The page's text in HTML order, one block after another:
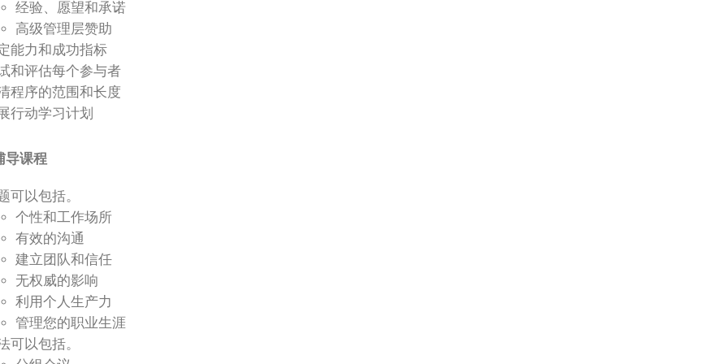
经验、愿望和承诺
高级管理层赞助
能力和成功指标
和评估每个参与者
程序的范围和长度
行动学习计划
导课程
可以包括。
个性和工作场所
有效的沟通
建立团队和信任
无权威的影响
利用个人生产力
管理您的职业生涯
可以包括。